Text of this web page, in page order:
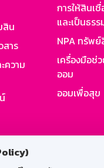
สิน
าร
ความ
การให้สินเ
และเป็นธรร
NPA ทรัพย์
เครื่องมือช่
ออม
ออมเพื่อสุข